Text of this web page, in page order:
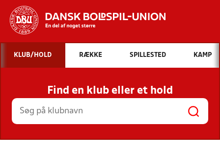
Hvad vil du søge efter?
INDHOLD OG NYHEDER
STILLINGER, RESULTATER, KLUBBER OG
HOLD
KLUB/HOLD RÆKKE SPILLESTED KAMP
Find en klub eller et hold